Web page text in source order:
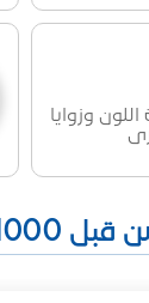
وزوايا
العالم